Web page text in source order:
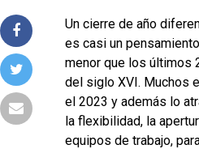
Un cierre de año
es casi un
menor que los últimos
del siglo XVI. Muchos
el 2023 y además lo
la flexibilidad, la
equipos de trabajo,